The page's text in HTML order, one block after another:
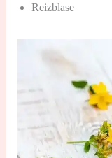
Reizblase